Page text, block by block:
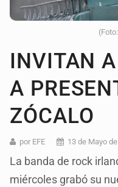
INVITAN
A
ZÓCALO
por EFE 13 de Mayo
La banda de rock
miércoles grabó su